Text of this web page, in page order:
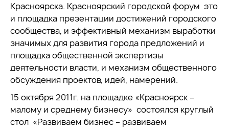
Красноярска. Красноярский городской форум это
и площадка презентации достижений городского
сообщества, и эффективный механизм выработки
значимых для развития города предложений и
площадка общественной экспертизы
деятельности власти, и механизм общественного
обсуждения проектов, идей, намерений.
15 октября 2011г. на площадке «Красноярск –
малому и среднему бизнесу» состоялся круглый
стол «Развиваем бизнес – развиваем